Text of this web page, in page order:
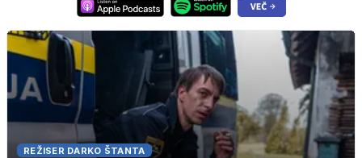
REŽISER DARKO ŠTANTA